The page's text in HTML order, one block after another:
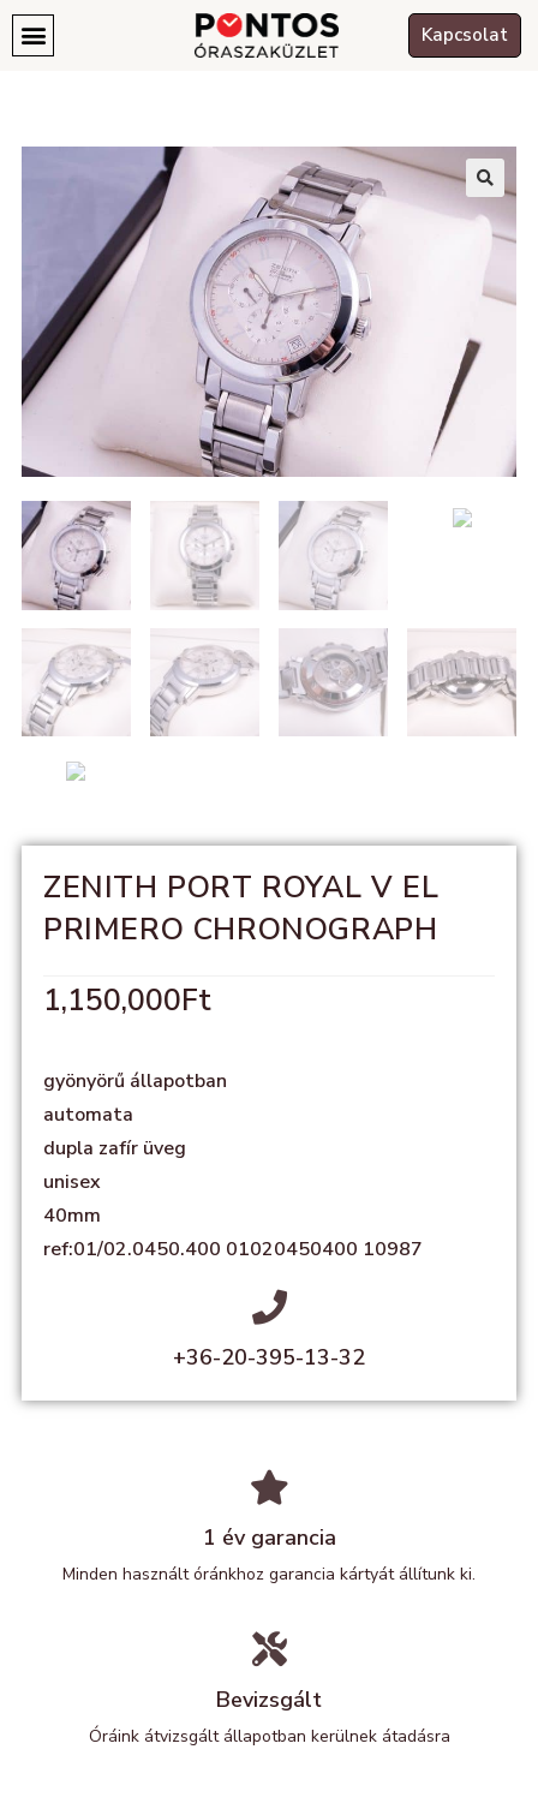
Kapcsolat
🔍
ZENITH PORT ROYAL V EL
PRIMERO CHRONOGRAPH
1,150,000Ft
gyönyörű állapotban
automata
dupla zafír üveg
unisex
40mm
ref:01/02.0450.400 01020450400 10987
+36-20-395-13-32
1 év garancia
Minden használt óránkhoz garancia kártyát állítunk ki.
Bevizsgált
Óráink átvizsgált állapotban kerülnek átadásra